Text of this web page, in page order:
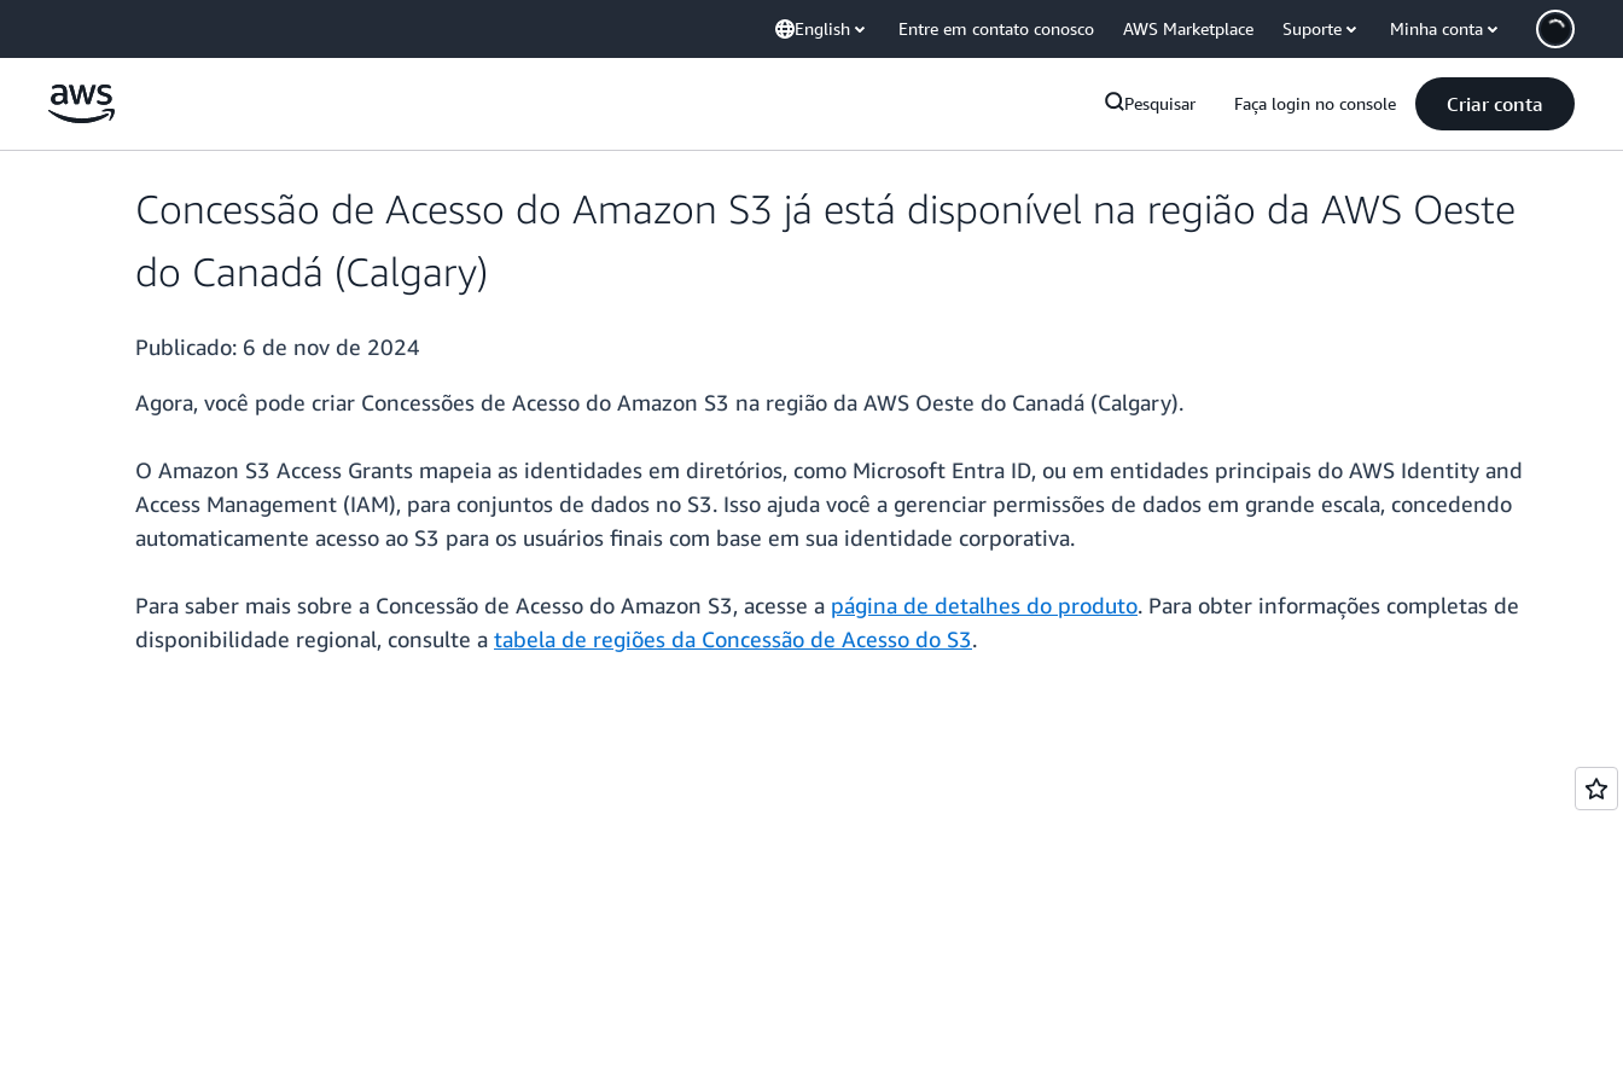
English Entre em contato conosco AWS Marketplace Suporte Minha conta
Pesquisar Faça login no console Criar conta
Concessão de Acesso do Amazon S3 já está disponível na região da AWS Oeste
do Canadá (Calgary)
Publicado: 6 de nov de 2024
Agora, você pode criar Concessões de Acesso do Amazon S3 na região da AWS Oeste do Canadá (Calgary).
O Amazon S3 Access Grants mapeia as identidades em diretórios, como Microsoft Entra ID, ou em entidades principais do AWS Identity and
Access Management (IAM), para conjuntos de dados no S3. Isso ajuda você a gerenciar permissões de dados em grande escala, concedendo
automaticamente acesso ao S3 para os usuários finais com base em sua identidade corporativa.
Para saber mais sobre a Concessão de Acesso do Amazon S3, acesse a página de detalhes do produto. Para obter informações completas de
disponibilidade regional, consulte a tabela de regiões da Concessão de Acesso do S3.